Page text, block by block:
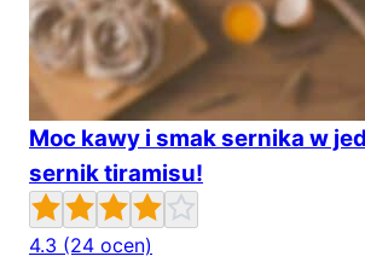
Moc kawy i smak sernika w
sernik tiramisu!
4.3 (24 ocen)